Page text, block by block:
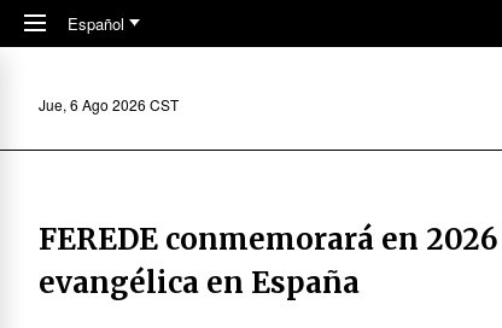
Skip to main content
Español
Jue, 6 Ago 2026 CST
FEREDE conmemorará en
evangélica en España